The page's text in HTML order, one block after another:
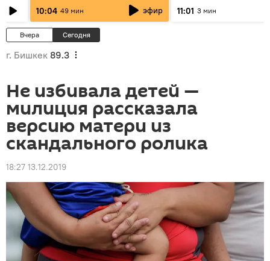
населения
10:04 49 мин эфир 11:01 3 мин
Вчера Сегодня
г. Бишкек 89.3
Не избивала детей —
милиция рассказала
версию матери из
скандального ролика
18:27 13.12.2019